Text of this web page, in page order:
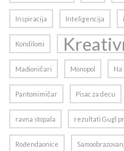
Inspiracija Inteligencija
Kondilomi
Mađioničari Monopol Na
Pantomimičar Pisac za decu
ravna stopala rezultati Gugl
Rođendaonice